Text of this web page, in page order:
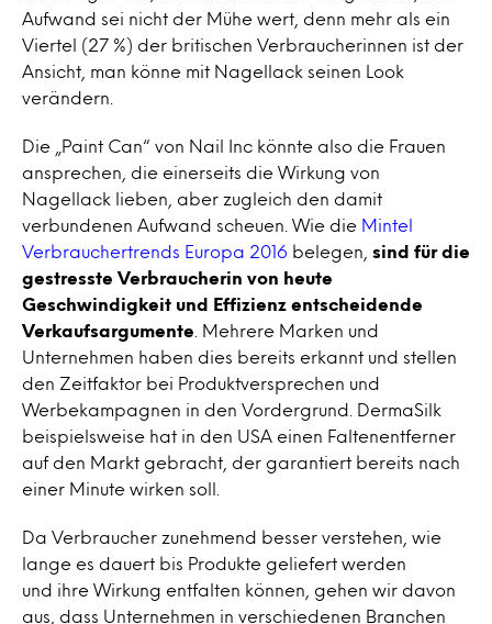
Aufwand sei nicht der Mühe wert, denn mehr als ein
Viertel (27 %) der britischen Verbraucherinnen ist der
Ansicht, man könne mit Nagellack seinen Look
verändern.
Die „Paint Can“ von Nail Inc könnte also die Frauen
ansprechen, die einerseits die Wirkung von
Nagellack lieben, aber zugleich den damit
verbundenen Aufwand scheuen. Wie die Mintel
Verbrauchertrends Europa 2016 belegen, sind für die
gestresste Verbraucherin von heute
Geschwindigkeit und Effizienz entscheidende
Verkaufsargumente . Mehrere Marken und
Unternehmen haben dies bereits erkannt und stellen
den Zeitfaktor bei Produktversprechen und
Werbekampagnen in den Vordergrund. DermaSilk
beispielsweise hat in den USA einen Faltenentferner
auf den Markt gebracht, der garantiert bereits nach
einer Minute wirken soll.
Da Verbraucher zunehmend besser verstehen, wie
lange es dauert bis Produkte geliefert werden
und ihre Wirkung entfalten können, gehen wir davon
aus, dass Unternehmen in verschiedenen Branchen